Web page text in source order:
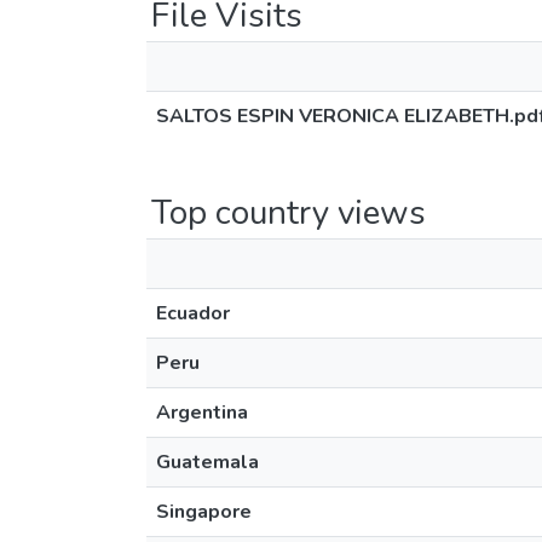
File Visits
SALTOS ESPIN VERONICA
Top country views
Ecuador
Peru
Argentina
Guatemala
Singapore